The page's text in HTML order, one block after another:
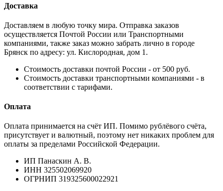
Доставка
Доставляем в любую точку мира. Отправка заказов
осуществляется Почтой России или Транспортными
компаниями, также заказ можно забрать лично в городе
Брянск по адресу: ул. Кислородная, дом 1.
Стоимость доставки почтой России - от 500 руб.
Стоимость доставки транспортными компаниями - в
соответствии с тарифами.
Оплата
Оплата принимается на счёт ИП. Помимо рублёвого счёта,
присутствует и валютный, поэтому нет никаких проблем для
оплаты за пределами Российской Федерации.
ИП Панаскин А. В.
ИНН 325502069920
ОГРНИП 319325600022921